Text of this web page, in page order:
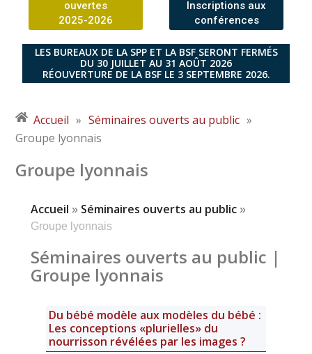
ouvertes
2025-2026
Inscriptions aux
conférences
LES BUREAUX DE LA SPP ET LA BSF SERONT FERMÉS
DU 30 JUILLET AU 31 AOÛT 2026
RÉOUVERTURE DE LA BSF LE 3 SEPTEMBRE 2026.
Accueil » Séminaires ouverts au public »
Groupe lyonnais
Groupe lyonnais
Accueil » Séminaires ouverts au public »
Groupe lyonnais
Séminaires ouverts au public |
Groupe lyonnais
Du bébé modèle aux modèles du bébé :
Les conceptions «plurielles» du
nourrisson révélées par les images ?